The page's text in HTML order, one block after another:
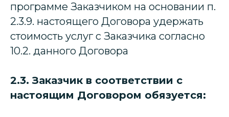
программе Заказчиком на основании п.
2.3.9. настоящего Договора удержать
стоимость услуг с Заказчика согласно
10.2. данного Договора
2.3. Заказчик в соответствии с
настоящим Договором обязуется: